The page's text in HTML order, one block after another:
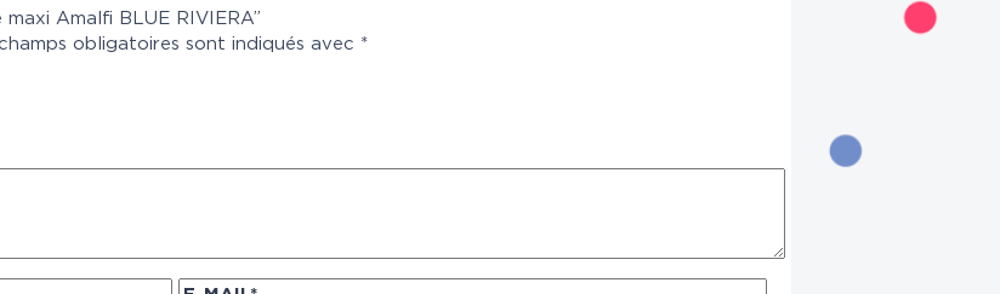
Amalfi BLUE RIVIERA”
obligatoires sont indiqués avec *